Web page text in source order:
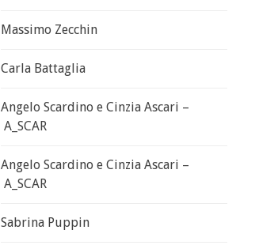
Massimo Zecchin
Carla Battaglia
Angelo Scardino e Cinzia Ascari –
A_SCAR
Angelo Scardino e Cinzia Ascari –
A_SCAR
Sabrina Puppin